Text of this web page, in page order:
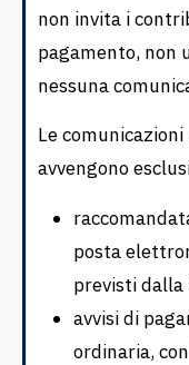
non invita i
pagamento, non
nessuna
Le
avvengono
posta
previsti dalla
avvisi di
ordinaria,